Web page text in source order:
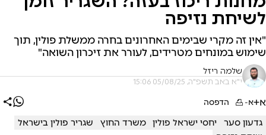
לשיחת נזיפה
"אין זה מקרי שבימים האחרונים בחרה ממשלת פולין, תוך
שימוש במונחים מטרידים, לעורר את זיכרון השואה"
שלמה ריזל
י"א באב תשפ"ה, 05/08/25 15:06
א+א- הדפסה
גדעון סער יחסי ישראל פולין משרד החוץ
שגריר פולין בישראל